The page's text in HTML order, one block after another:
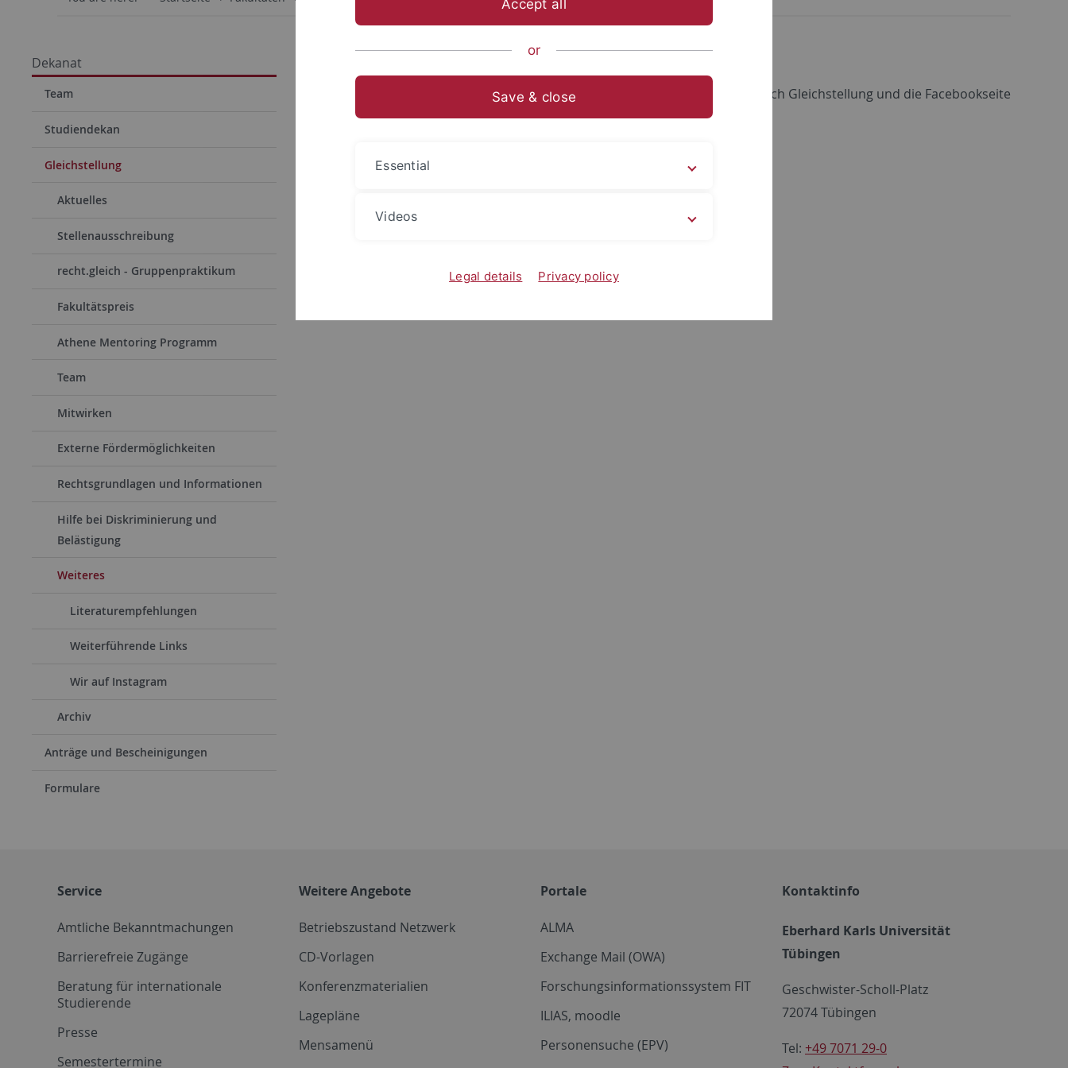
Dekanat
Team
Studiendekan
Gleichstellung
Aktuelles
Stellenausschreibung
recht.gleich - Gruppenpraktikum
Fakultätspreis
Athene Mentoring Programm
Team
Mitwirken
Externe Fördermöglichkeiten
Rechtsgrundlagen und Informationen
Hilfe bei Diskriminierung und
Belästigung
Weiteres
Literaturempfehlungen
Weiterführende Links
Wir auf Instagram
Archiv
Anträge und Bescheinigungen
Formulare
Weiteres
Hier finden Sie Literaturempfehlungen, weiterführende Links zum Themenbereich Gleichstellung und die Facebookseite
des Gleichstellungsteams der Juristischen Fakutät.
Service
Amtliche Bekanntmachungen
Barrierefreie Zugänge
Beratung für internationale
Studierende
Presse
Semestertermine
Weitere Angebote
Betriebszustand Netzwerk
CD-Vorlagen
Konferenzmaterialien
Lagepläne
Mensamenü
Portale
ALMA
Exchange Mail (OWA)
Forschungsinformationssystem FIT
ILIAS, moodle
Personensuche (EPV)
Kontaktinfo
Eberhard Karls Universität
Tübingen
Geschwister-Scholl-Platz
72074 Tübingen
Tel: +49 7071 29-0
Accept all
or
Save & close
Essential
Videos
Legal details Privacy policy